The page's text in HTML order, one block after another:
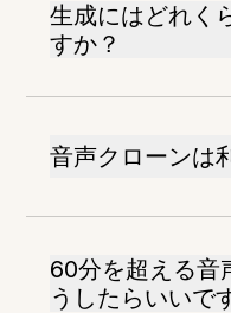
生成にはどれく
すか？
音声クローンは
60分を超える音
うしたらいいで